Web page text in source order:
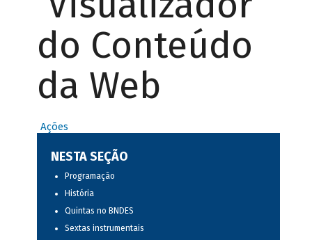
do Conteúdo
da Web
Ações
NESTA SEÇÃO
Programação
História
Quintas no BNDES
Sextas instrumentais